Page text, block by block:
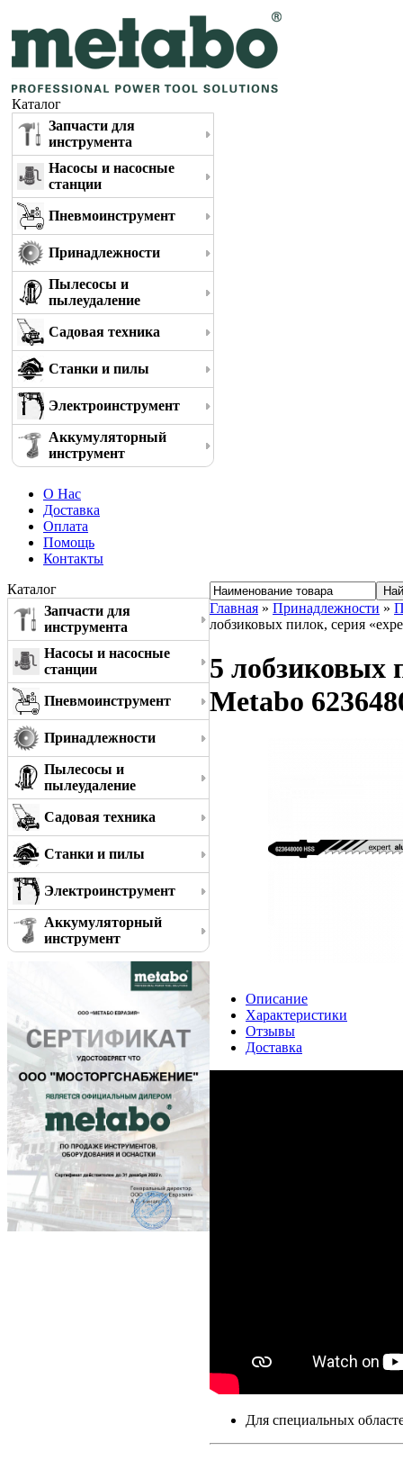
Каталог
Запчасти для
инструмента
Насосы и насосные
станции
Пневмоинструмент
Принадлежности
Пылесосы и
пылеудаление
Садовая техника
Станки и пилы
Электроинструмент
Аккумуляторный
инструмент
О Нас
Доставка
Оплата
Помощь
Контакты
Каталог
Запчасти для
инструмента
Насосы и насосные
станции
Пневмоинструмент
Принадлежности
Пылесосы и
пылеудаление
Садовая техника
Станки и пилы
Электроинструмент
Аккумуляторный
инструмент
Главная » Принадлежности »
лобзиковых пилок, серия
5 лобзиковых
Metabo
Описание
Характеристики
Отзывы
Доставка
Для специальных